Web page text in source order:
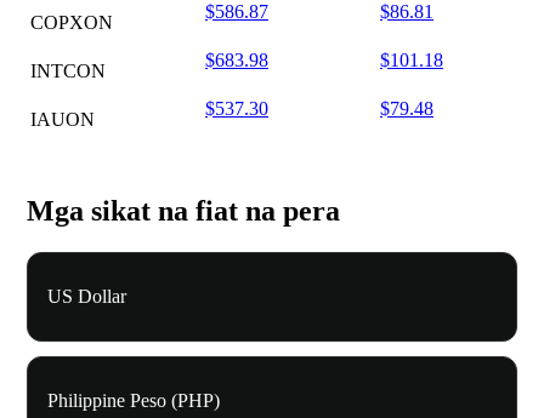
COPXON
$586.87 $86.81
INTCON
$683.98 $101.18
IAUON
$537.30 $79.48
Mga sikat na fiat na pera
US Dollar
Philippine Peso (PHP)